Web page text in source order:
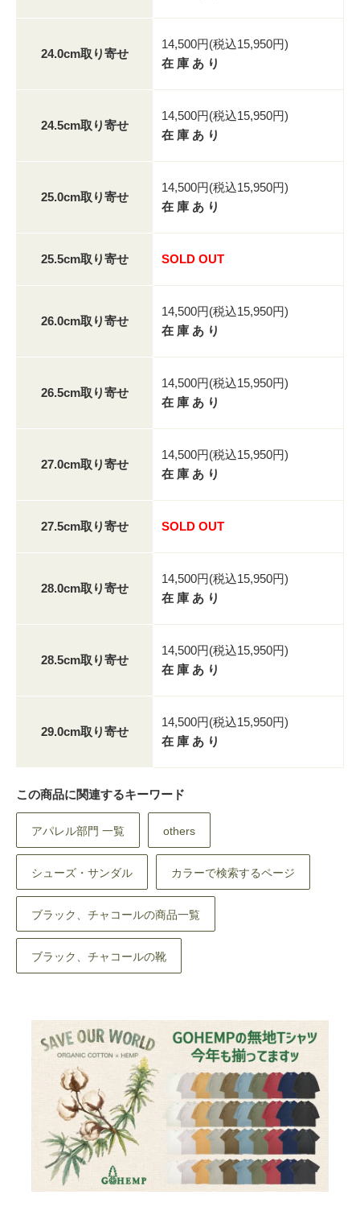
24.0cm取り寄せ
14,500円(税込15,950円)
在 庫 あ り
24.5cm取り寄せ
14,500円(税込15,950円)
在 庫 あ り
25.0cm取り寄せ
14,500円(税込15,950円)
在 庫 あ り
25.5cm取り寄せ SOLD OUT
26.0cm取り寄せ
14,500円(税込15,950円)
在 庫 あ り
26.5cm取り寄せ
14,500円(税込15,950円)
在 庫 あ り
27.0cm取り寄せ
14,500円(税込15,950円)
在 庫 あ り
27.5cm取り寄せ SOLD OUT
28.0cm取り寄せ
14,500円(税込15,950円)
在 庫 あ り
28.5cm取り寄せ
14,500円(税込15,950円)
在 庫 あ り
29.0cm取り寄せ
14,500円(税込15,950円)
在 庫 あ り
この商品に関連するキーワード
アパレル部門 一覧 others
シューズ・サンダル カラーで検索するページ
ブラック、チャコールの商品一覧
ブラック、チャコールの靴